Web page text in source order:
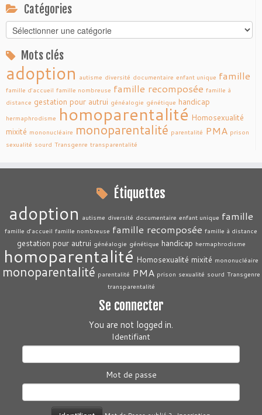
Catégories
Catégories
Mots clés
adoption autisme diversité documentaire enfant unique famille
famille d'accueil famille nombreuse famille recomposée famille à
distance gestation pour autrui généalogie génétique handicap
hermaphrodisme homoparentalité Homosexualité
mixité mononucléaire monoparentalité parentalité PMA prison
sexualité sourd Transgenre transparentalité
Étiquettes
adoption autisme diversité documentaire enfant unique famille
famille d'accueil famille nombreuse famille recomposée famille à distance
gestation pour autrui généalogie génétique handicap hermaphrodisme
homoparentalité Homosexualité mixité mononucléaire
monoparentalité parentalité PMA prison sexualité sourd Transgenre
transparentalité
Se connecter
You are not logged in.
Identifiant
Mot de passe